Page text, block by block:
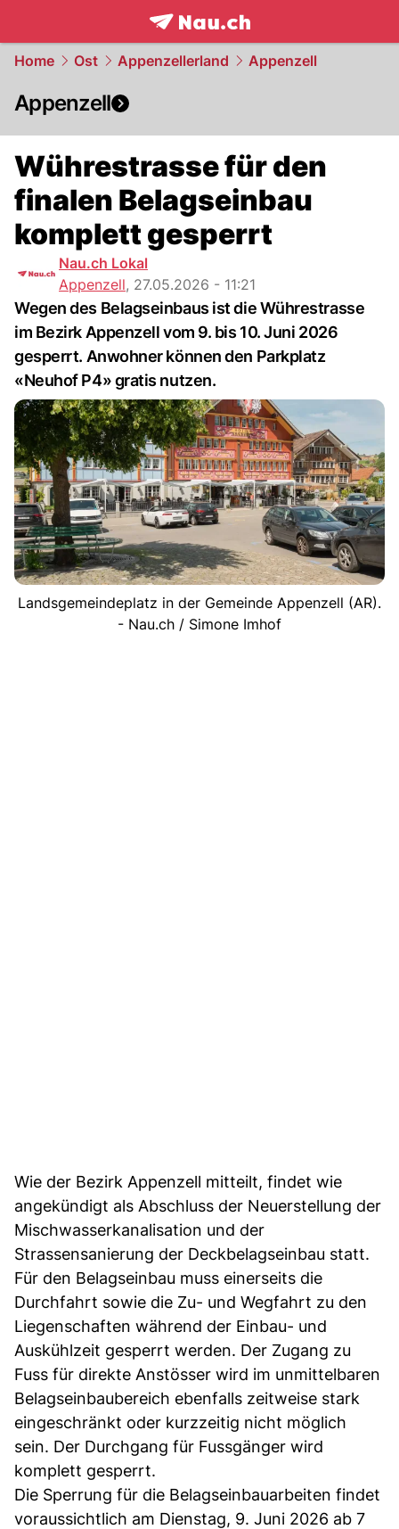
frontpage.NAU.ch
Home Ost Appenzellerland Appenzell
Appenzell
Wührestrasse für den
finalen Belagseinbau
komplett gesperrt
Nau.ch Lokal
Appenzell, 27.05.2026 - 11:21
Wegen des Belagseinbaus ist die Wührestrasse
im Bezirk Appenzell vom 9. bis 10. Juni 2026
gesperrt. Anwohner können den Parkplatz
«Neuhof P4» gratis nutzen.
Landsgemeindeplatz in der Gemeinde Appenzell (AR).
- Nau.ch / Simone Imhof
Wie der Bezirk Appenzell mitteilt, findet wie
angekündigt als Abschluss der Neuerstellung der
Mischwasserkanalisation und der
Strassensanierung der Deckbelagseinbau statt.
Für den Belagseinbau muss einerseits die
Durchfahrt sowie die Zu- und Wegfahrt zu den
Liegenschaften während der Einbau- und
Auskühlzeit gesperrt werden. Der Zugang zu
Fuss für direkte Anstösser wird im unmittelbaren
Belagseinbaubereich ebenfalls zeitweise stark
eingeschränkt oder kurzzeitig nicht möglich
sein. Der Durchgang für Fussgänger wird
komplett gesperrt.
Die Sperrung für die Belagseinbauarbeiten findet
voraussichtlich am Dienstag, 9. Juni 2026 ab 7